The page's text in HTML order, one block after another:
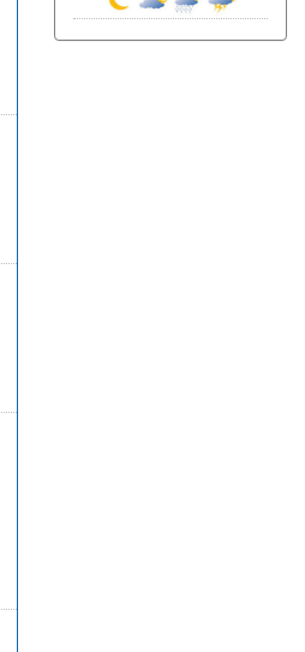
متقدمة في خدمة الأمن
الخميس 06 غشت | 21:01